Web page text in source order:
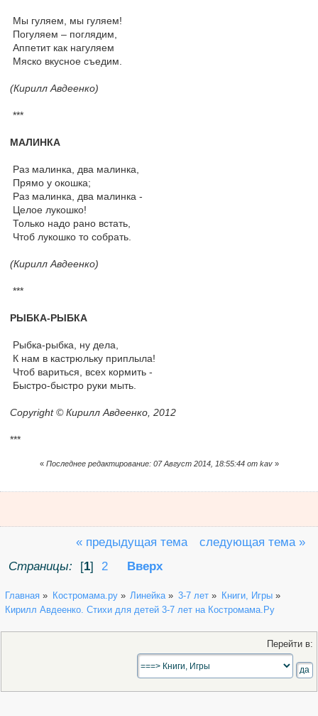
Мы гуляем, мы гуляем!
Погуляем – поглядим,
Аппетит как нагуляем
Мяско вкусное съедим.
(Кирилл Авдеенко)
***
МАЛИНКА
Раз малинка, два малинка,
Прямо у окошка;
Раз малинка, два малинка -
Целое лукошко!
Только надо рано встать,
Чтоб лукошко то собрать.
(Кирилл Авдеенко)
***
РЫБКА-РЫБКА
Рыбка-рыбка, ну дела,
К нам в кастрюльку приплыла!
Чтоб вариться, всех кормить -
Быстро-быстро руки мыть.
Copyright © Кирилл Авдеенко, 2012
***
« Последнее редактирование: 07 Август 2014, 18:55:44 от kav»
« предыдущая тема
следующая тема »
Страницы:
[1] 2 Вверх
Главная » Костромама.ру» Линейка» 3-7 лет» Книги, Игры»
Кирилл Авдеенко. Стихи для детей 3-7 лет на Костромама.Ру
Перейти в: